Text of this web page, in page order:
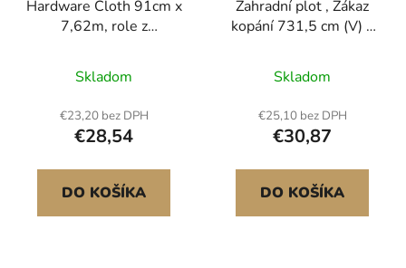
Hardware Cloth 91cm x
7,62m, role z
drátěného pletiva o
rozměrech 2 x 3 palce,
16 Gauge, odolné proti
povětrnostním vlivům,
svařované zahradní
pletivo pro králíky a
hady Ručně řezané
Skladom
€23,20 bez DPH
€28,54
DO KOŠÍKA
Zahradní plot , Zákaz
kopání 731,5 cm (V) x
bariéra, Podzemní
dekorativní zahradní
plot s roztečí hrotů 5,1
cm, Kovový plot pro psy
na dvůr a venkovní
terasu, Balení 10 kusů
Skladom
€25,10 bez DPH
€30,87
DO KOŠÍKA